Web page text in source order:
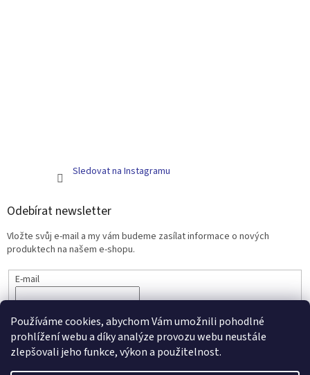
Používáme cookies, abychom Vám umožnili pohodlné
prohlížení webu a díky analýze provozu webu neustále
zlepšovali jeho funkce, výkon a použitelnost.
Sledovat na Instagramu
Odebírat newsletter
Vložte svůj e-mail a my vám budeme zasílat informace o nových
produktech na našem e-shopu.
E-mail
PŘIHLÁSIT SE